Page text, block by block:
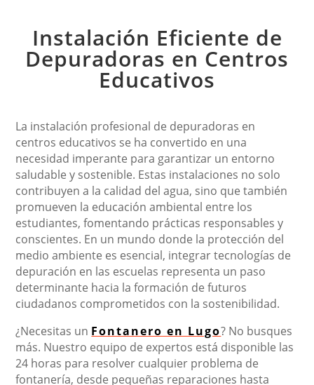
Instalación Eficiente de
Depuradoras en Centros
Educativos
La instalación profesional de depuradoras en
centros educativos se ha convertido en una
necesidad imperante para garantizar un entorno
saludable y sostenible. Estas instalaciones no solo
contribuyen a la calidad del agua, sino que también
promueven la educación ambiental entre los
estudiantes, fomentando prácticas responsables y
conscientes. En un mundo donde la protección del
medio ambiente es esencial, integrar tecnologías de
depuración en las escuelas representa un paso
determinante hacia la formación de futuros
ciudadanos comprometidos con la sostenibilidad.
¿Necesitas un Fontanero en Lugo? No busques
más. Nuestro equipo de expertos está disponible las
24 horas para resolver cualquier problema de
fontanería, desde pequeñas reparaciones hasta